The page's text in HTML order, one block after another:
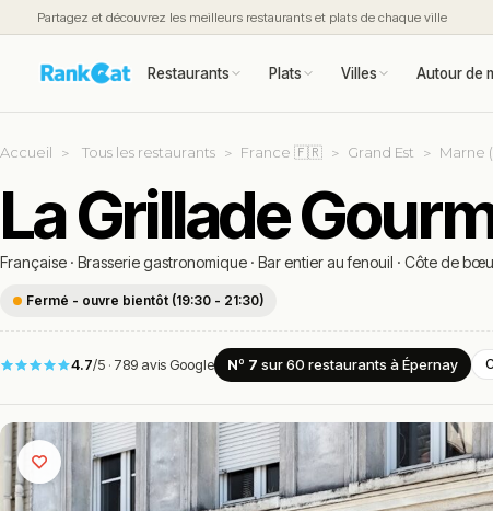
Partagez et découvrez les meilleurs restaurants et plats de chaque ville
Restaurants Plats Villes Autour de
Accueil Tous les restaurants France 🇫🇷 Grand Est Marne
La Grillade
Française · Brasserie gastronomique · Bar entier au fenouil · Côte de
Fermé - ouvre bientôt (19:30 - 21:30)
4.7/5 · 789 avis Google Nº 7 sur 60 restaurants à Épernay